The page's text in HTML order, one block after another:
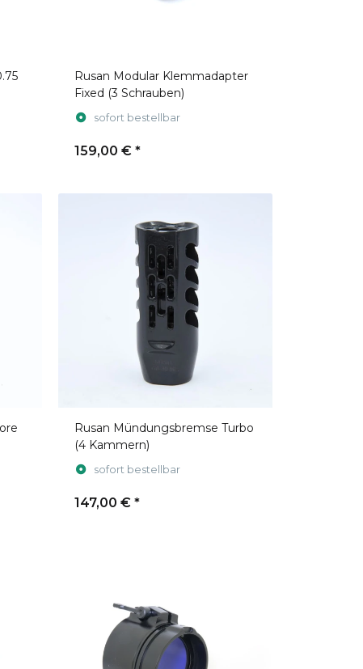
Rusan Modular Klemmadapter
Fixed (3 Schrauben)
sofort bestellbar
159,00 € *
Rusan Mündungsbremse Turbo
(4 Kammern)
sofort bestellbar
147,00 € *